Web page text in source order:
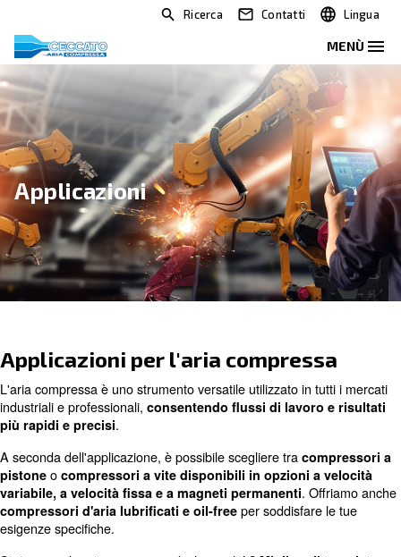
Ricerca Contatti
Applicazioni
Applicazioni per l'aria
L'aria compressa è uno strumento versatile utilizzato in
industriali e professionali, consentendo flussi di
più rapidi e precisi